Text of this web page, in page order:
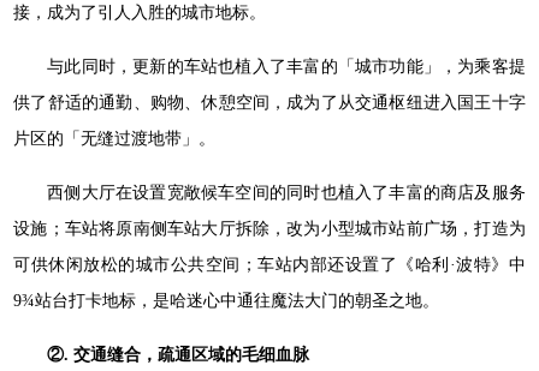
接，成为了引人入胜的城市地标。
与此同时，更新的车站也植入了丰富的「城市功能」，为乘客提
供了舒适的通勤、购物、休憩空间，成为了从交通枢纽进入国王十字
片区的「无缝过渡地带」。
西侧大厅在设置宽敞候车空间的同时也植入了丰富的商店及服务
设施；车站将原南侧车站大厅拆除，改为小型城市站前广场，打造为
可供休闲放松的城市公共空间；车站内部还设置了《哈利·波特》中
9¾站台打卡地标，是哈迷心中通往魔法大门的朝圣之地。
②. 交通缝合，疏通区域的毛细血脉